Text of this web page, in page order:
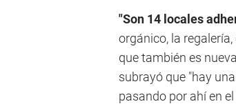
"Son 14 locales
orgánico, la
que también es
subrayó que "hay
pasando por ahí en